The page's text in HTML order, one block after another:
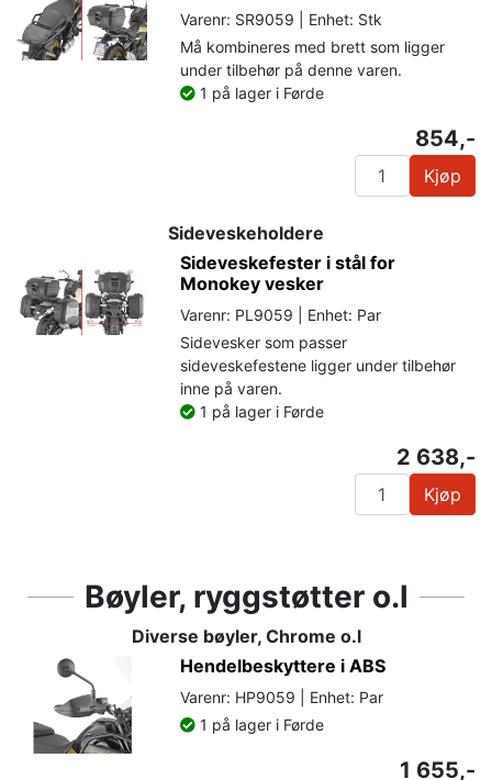
Varenr: SR9059 | Enhet: Stk
Må kombineres med brett som ligger
under tilbehør på denne varen.
1 på lager i Førde
854,-
Kjøp
Sideveskeholdere
Sideveskefester i stål for
Monokey vesker
Varenr: PL9059 | Enhet: Par
Sidevesker som passer
sideveskefestene ligger under tilbehør
inne på varen.
1 på lager i Førde
2 638,-
Kjøp
Bøyler, ryggstøtter o.l
Diverse bøyler, Chrome o.l
Hendelbeskyttere i ABS
Varenr: HP9059 | Enhet: Par
1 på lager i Førde
1 655,-